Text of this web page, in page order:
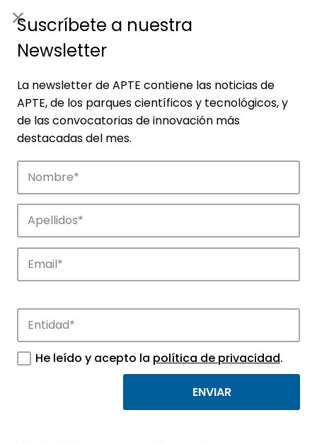
Conoce las noticias más destacadas de
APTE y sus parques científicos y
Suscríbete a nuestra
Newsletter
La newsletter de APTE contiene las noticias de
APTE, de los parques científicos y tecnológicos, y
de las convocatorias de innovación más
destacadas del mes.
He leído y acepto la política de privacidad.